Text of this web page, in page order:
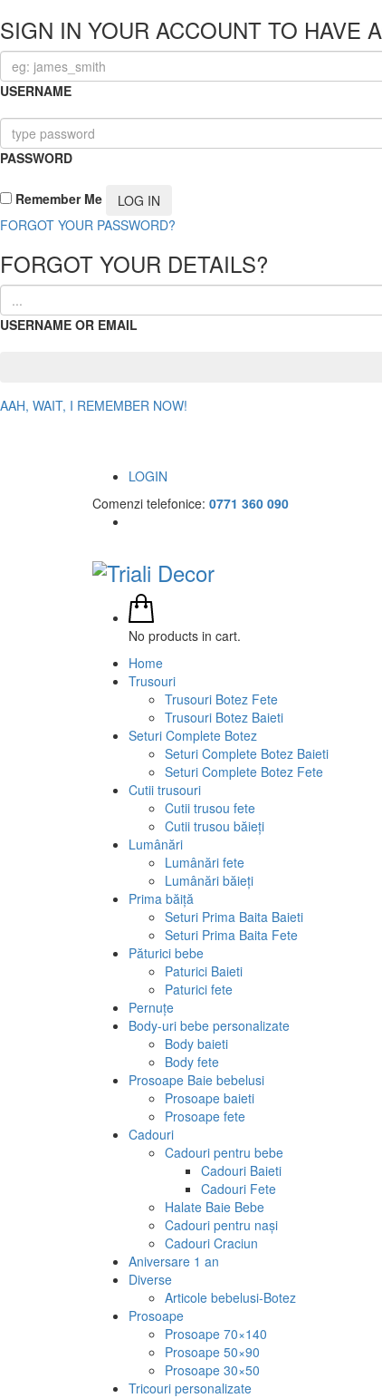
SIGN IN YOUR ACCOUNT TO HAVE
USERNAME
PASSWORD
Remember Me
FORGOT YOUR PASSWORD?
FORGOT YOUR DETAILS?
USERNAME OR EMAIL
AAH, WAIT, I REMEMBER NOW!
LOGIN
Comenzi telefonice: 0771 360 090
No products in cart.
Home
Trusouri
Trusouri Botez Fete
Trusouri Botez Baieti
Seturi Complete Botez
Seturi Complete Botez Baieti
Seturi Complete Botez Fete
Cutii trusouri
Cutii trusou fete
Cutii trusou băieți
Lumânări
Lumânări fete
Lumânări băieți
Prima băiță
Seturi Prima Baita Baieti
Seturi Prima Baita Fete
Păturici bebe
Paturici Baieti
Paturici fete
Pernuțe
Body-uri bebe personalizate
Body baieti
Body fete
Prosoape Baie bebelusi
Prosoape baieti
Prosoape fete
Cadouri
Cadouri pentru bebe
Cadouri Baieti
Cadouri Fete
Halate Baie Bebe
Cadouri pentru nași
Cadouri Craciun
Aniversare 1 an
Diverse
Articole bebelusi-Botez
Prosoape
Prosoape 70×140
Prosoape 50×90
Prosoape 30×50
Tricouri personalizate